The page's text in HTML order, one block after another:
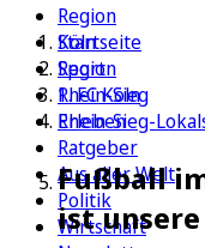
Region
Köln
Sport
1. FC Köln
Erleben
Ratgeber
Aus aller Welt
Politik
Wirtschaft
Startseite
Region
Rhein-Sieg
Rhein-Sieg-
Fußball
ist unsere